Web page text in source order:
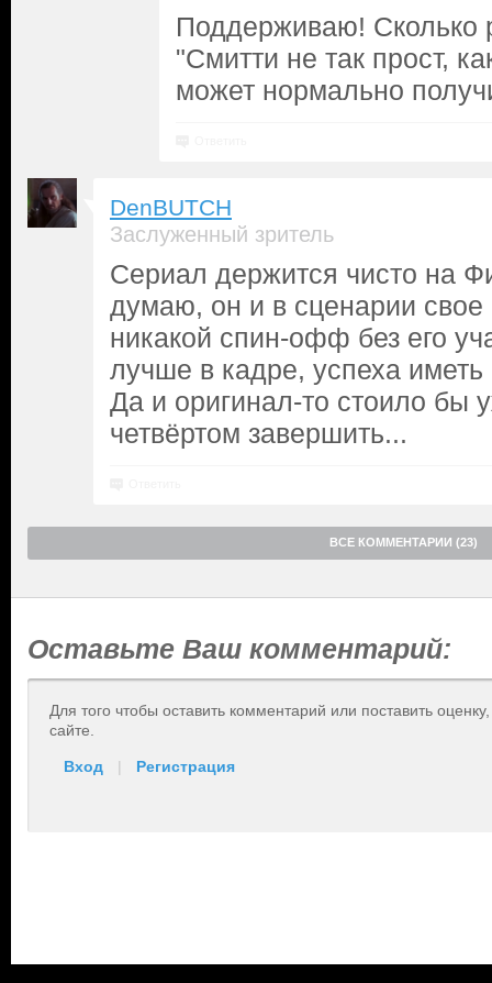
Поддерживаю! Сколько
"Смитти не так прост,
может нормально
DenBUTCH
Заслуженный зритель
Сериал держится чисто на
думаю, он и в сценарии
никакой спин-офф без его
лучше в кадре, успеха иметь
Да и оригинал-то стоило бы
четвёртом завершить...
ВСЕ КОММЕНТАРИИ (23)
Оставьте Ваш комментарий:
Для того чтобы оставить комментарий или поставить
сайте.
Вход | Регистрация